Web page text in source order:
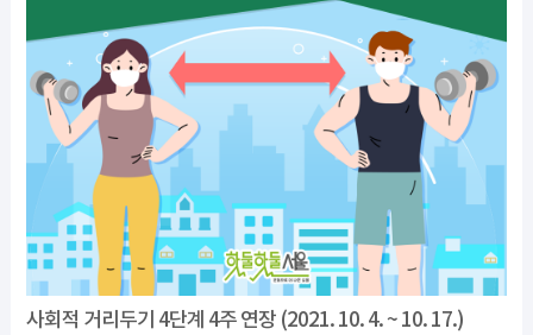
사회적 거리두기 4단계 4주 연장 (2021. 10. 4. ~ 10. 17.)